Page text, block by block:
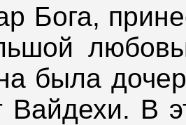
Бога,
была
Вайдехи. В